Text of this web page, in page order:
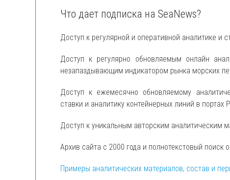
Что дает подписка на SeaNews?
Доступ к регулярной и оперативной аналитике и
Доступ к регулярно обновляемым онлайн
незапаздывающим индикатором рынка морских
Доступ к ежемесячно обновляемому
ставки и аналитику контейнерных линий в портах
Доступ к уникальным авторским аналитическим
Архив сайта с 2000 года и полнотекстовый поиск
Примеры аналитических материалов, состав и